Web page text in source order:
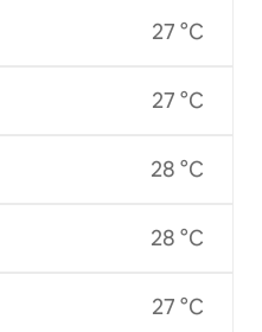
27 °C
27 °C
28 °C
28 °C
27 °C